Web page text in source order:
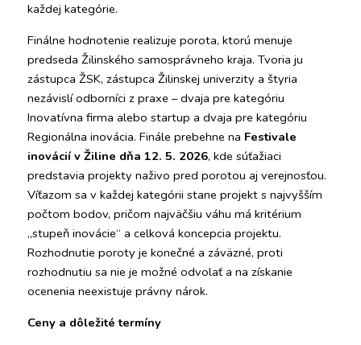
každej kategórie.
Finálne hodnotenie realizuje porota, ktorú menuje
predseda Žilinského samosprávneho kraja. Tvoria ju
zástupca ŽSK, zástupca Žilinskej univerzity a štyria
nezávislí odborníci z praxe – dvaja pre kategóriu
Inovatívna firma alebo startup a dvaja pre kategóriu
Regionálna inovácia. Finále prebehne na Festivale
inovácií v Žiline dňa 12. 5. 2026, kde súťažiaci
predstavia projekty naživo pred porotou aj verejnosťou.
Víťazom sa v každej kategórii stane projekt s najvyšším
počtom bodov, pričom najväčšiu váhu má kritérium
„stupeň inovácie“ a celková koncepcia projektu.
Rozhodnutie poroty je konečné a záväzné, proti
rozhodnutiu sa nie je možné odvolať a na získanie
ocenenia neexistuje právny nárok.
Ceny a dôležité termíny